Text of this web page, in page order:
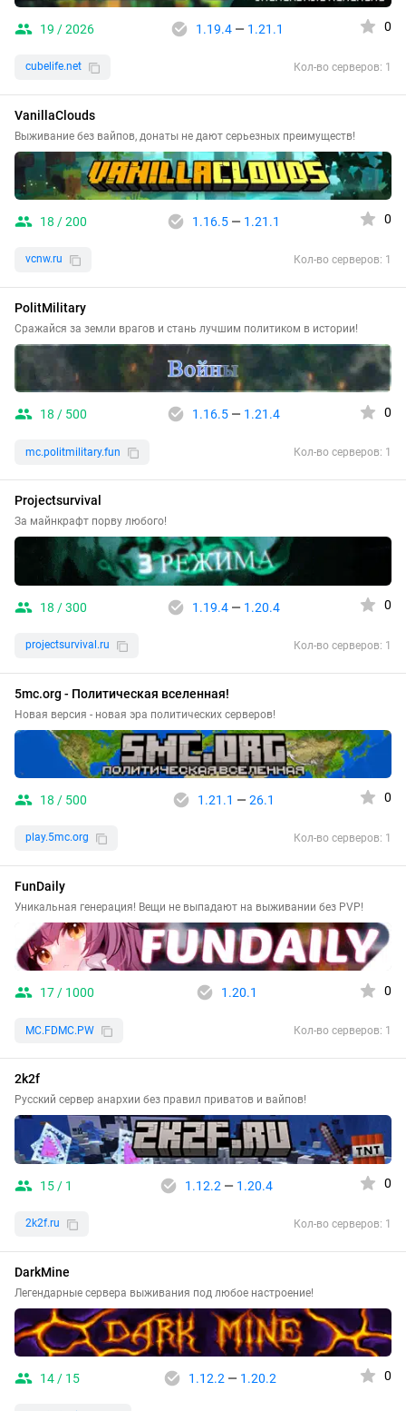
19 / 2026 1.19.4— 1.21.1 0
cubelife.net Кол-во серверов: 1
VanillaClouds
Выживание без вайпов, донаты не дают серьезных преимуществ!
18 / 200 1.16.5— 1.21.1 0
vcnw.ru Кол-во серверов: 1
PolitMilitary
Сражайся за земли врагов и стань лучшим политиком в истории!
18 / 500 1.16.5— 1.21.4 0
mc.politmilitary.fun Кол-во серверов: 1
Projectsurvival
За майнкрафт порву любого!
18 / 300 1.19.4— 1.20.4 0
projectsurvival.ru Кол-во серверов: 1
5mc.org - Политическая вселенная!
Новая версия - новая эра политических серверов!
18 / 500 1.21.1 — 26.1 0
play.5mc.org Кол-во серверов: 1
FunDaily
Уникальная генерация! Вещи не выпадают на выживании без PVP!
17 / 1000 1.20.1 0
MC.FDMC.PW Кол-во серверов: 1
2k2f
Русский сервер анархии без правил приватов и вайпов!
15 / 1 1.12.2 — 1.20.4 0
2k2f.ru Кол-во серверов: 1
DarkMine
Легендарные сервера выживания под любое настроение!
14 / 15 1.12.2 — 1.20.2 0